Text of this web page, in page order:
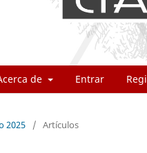
de Entrar
2025 / Artículos